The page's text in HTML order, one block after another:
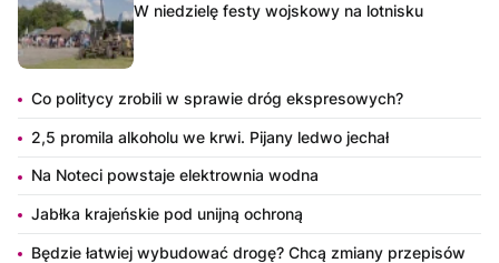
W niedzielę festy wojskowy na lotnisku
Co politycy zrobili w sprawie dróg ekspresowych?
2,5 promila alkoholu we krwi. Pijany ledwo jechał
Na Noteci powstaje elektrownia wodna
Jabłka krajeńskie pod unijną ochroną
Będzie łatwiej wybudować drogę? Chcą zmiany przepisów